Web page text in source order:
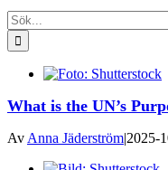
Sök
efter:
What is the UN’s
Av Anna Jäderström|2025-